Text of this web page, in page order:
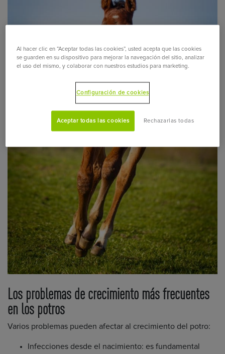
Los problemas de crecimiento más frecuentes
en los potros
Varios problemas pueden afectar al crecimiento del potro:
Infecciones desde el nacimiento: es fundamental
Al hacer clic en “Aceptar todas las cookies”, usted acepta que las cookies
se guarden en su dispositivo para mejorar la navegación del sitio, analizar
el uso del mismo, y colaborar con nuestros estudios para marketing.
Configuración de cookies
Rechazarlas todas
Aceptar todas las cookies